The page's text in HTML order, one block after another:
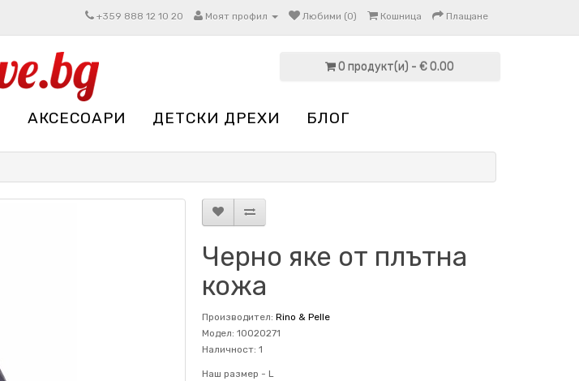
+359 888 12 10 20 Моят профил Любими (0) Кошница Плащане
0 продукт(и) - € 0.00
АКСЕСОАРИ ДЕТСКИ ДРЕХИ БЛОГ
Черно яке от плътна
кожа
Производител: Rino & Pelle
Модел: 10020271
Наличност: 1
Наш размер - L